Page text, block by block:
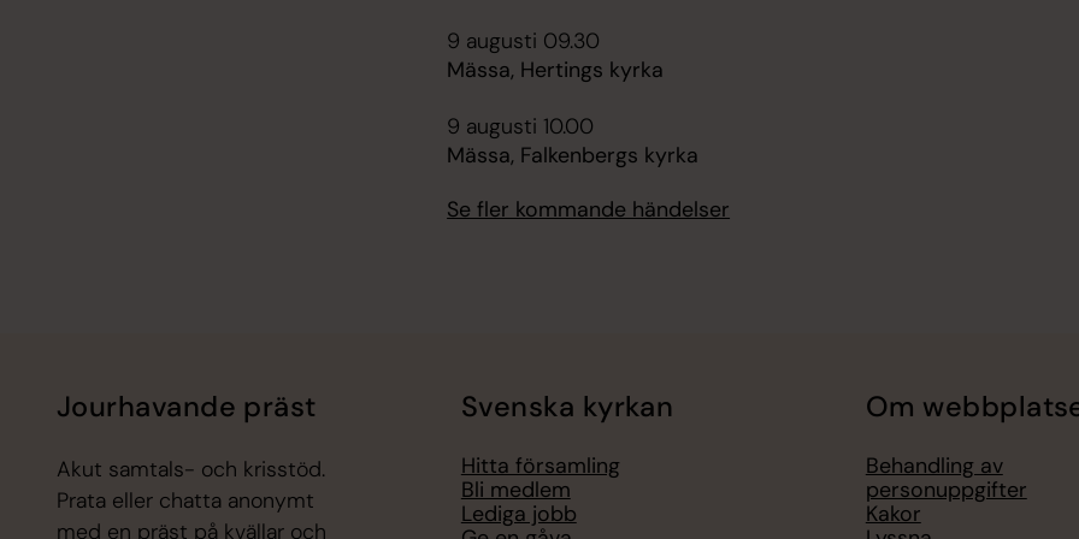
9 augusti 09.30
Mässa, Hertings kyrka
9 augusti 10.00
Mässa, Falkenbergs kyrka
Se fler kommande händelser
Jourhavande präst
Akut samtals- och krisstöd.
Prata eller chatta anonymt
med en präst på kvällar och
Svenska kyrkan
Hitta församling
Bli medlem
Lediga jobb
Om
Behandling av
personuppgifter
Kakor